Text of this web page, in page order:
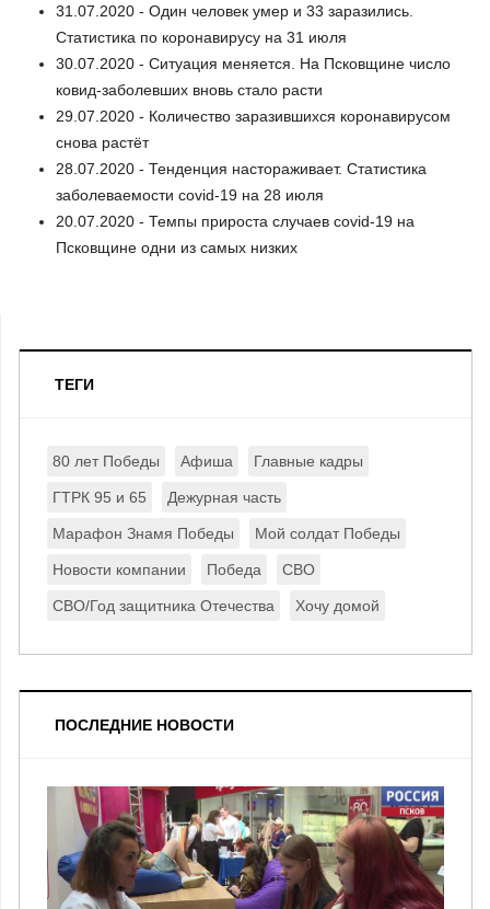
31.07.2020 - Один человек умер и 33 заразились.
Статистика по коронавирусу на 31 июля
30.07.2020 - Ситуация меняется. На Псковщине число
ковид-заболевших вновь стало расти
29.07.2020 - Количество заразившихся коронавирусом
снова растёт
28.07.2020 - Тенденция настораживает. Статистика
заболеваемости covid-19 на 28 июля
20.07.2020 - Темпы прироста случаев covid-19 на
Псковщине одни из самых низких
ТЕГИ
80 лет Победы Афиша Главные кадры
ГТРК 95 и 65 Дежурная часть
Марафон Знамя Победы Мой солдат Победы
Новости компании Победа СВО
СВО/Год защитника Отечества Хочу домой
ПОСЛЕДНИЕ НОВОСТИ